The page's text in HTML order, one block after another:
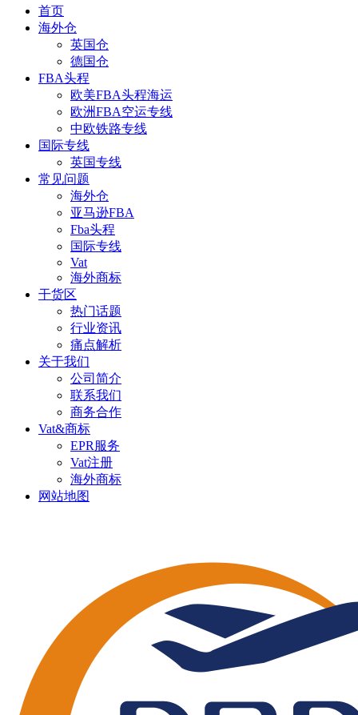
首页
海外仓
英国仓
德国仓
FBA头程
欧美FBA头程海运
欧洲FBA空运专线
中欧铁路专线
国际专线
英国专线
常见问题
海外仓
亚马逊FBA
Fba头程
国际专线
Vat
海外商标
干货区
热门话题
行业资讯
痛点解析
关于我们
公司简介
联系我们
商务合作
Vat&商标
EPR服务
Vat注册
海外商标
网站地图